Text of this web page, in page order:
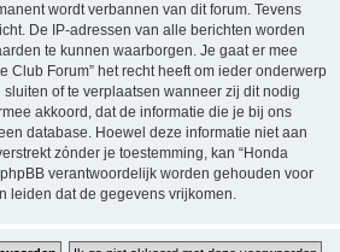
wordt verbannen van dit forum. Tevens
De IP-adressen van alle berichten worden
te kunnen waarborgen. Je gaat er mee
Club Forum” het recht heeft om ieder onderwerp
of te verplaatsen wanneer zij dit nodig
akkoord, dat de informatie die je bij ons
database. Hoewel deze informatie niet aan
zónder je toestemming, kan “Honda
verantwoordelijk worden gehouden voor
leiden dat de gegevens vrijkomen.